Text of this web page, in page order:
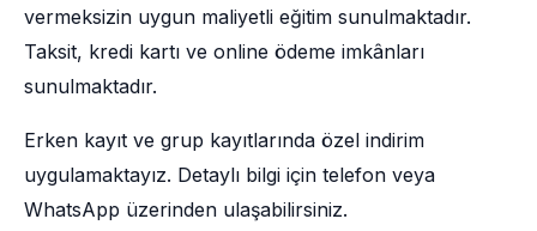
vermeksizin uygun maliyetli eğitim sunulmaktadır.
Taksit, kredi kartı ve online ödeme imkânları
sunulmaktadır.
Erken kayıt ve grup kayıtlarında özel indirim
uygulamaktayız. Detaylı bilgi için telefon veya
WhatsApp üzerinden ulaşabilirsiniz.